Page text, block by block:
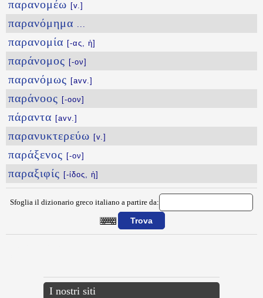
παρανομέω [v.]
παρανόμημα ...
παρανομία [-ας, ἡ]
παράνομος [-ον]
παρανόμως [avv.]
παράνοος [-οον]
πάραντα [avv.]
παρανυκτερεύω [v.]
παράξενος [-ον]
παραξιφίς [-ίδος, ἡ]
Sfoglia il dizionario greco italiano a partire da:
I nostri siti